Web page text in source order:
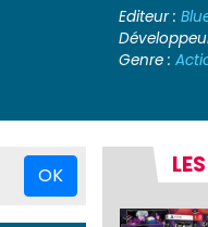
Editeur :
Genre :
OK